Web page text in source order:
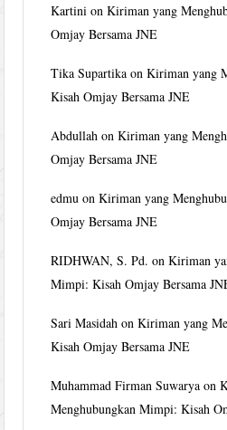
Kartini onKiriman yang
Omjay Bersama JNE
Tika Supartika onKiriman yang
Kisah Omjay Bersama JNE
Abdullah onKiriman yang
Omjay Bersama JNE
edmu onKiriman yang
Omjay Bersama JNE
RIDHWAN, S. Pd. onKiriman
Mimpi: Kisah Omjay Bersama
Sari Masidah onKiriman yang
Kisah Omjay Bersama JNE
Muhammad Firman Suwarya on
Menghubungkan Mimpi: Kisah